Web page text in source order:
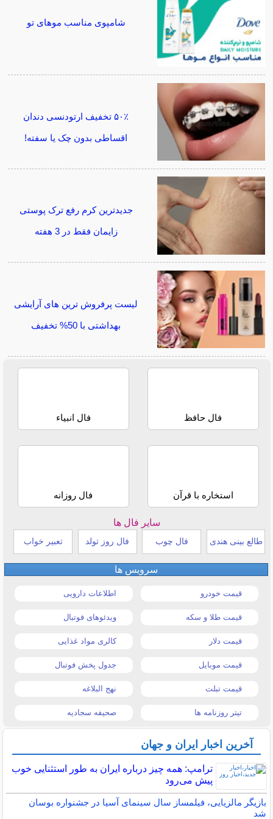
شامپوی مناسب موهای تو
۵۰٪ تخفیف ارتودنسی دندان
اقساطی بدون چک یا سفته!
جدیدترین کرم رفع ترک پوستی
زایمان فقط در 3 هفته
لیست پرفروش ترین های آرایشی
بهداشتی با 50% تخفیف
فال حافظ فال انبیاء
استخاره با قرآن فال روزانه
سایر فال ها
طالع بینی هندی فال چوب فال روز تولد تعبیر خواب
سرویس ها
قیمت خودرو اطلاعات دارویی
قیمت طلا و سکه ویدئوهای فوتبال
قیمت دلار کالری مواد غذایی
قیمت موبایل جدول پخش فوتبال
قیمت تبلت نهج البلاغه
تیتر روزنامه ها صحیفه سجادیه
آخرین اخبار ایران و جهان
ترامپ: همه چیز درباره ایران به طور استثنایی خوب
پیش می‌رود
بازیگر مالزیایی، فیلمساز سال سینمای آسیا در جشنواره بوسان
شد